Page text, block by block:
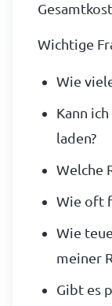
Wichtige
Wie
Kann
laden?
Welche
Wie oft
Wie
meiner
Gibt es